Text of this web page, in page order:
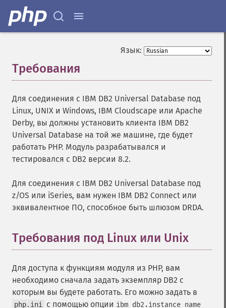
Язык:
Требования
Для соединения с IBM DB2 Universal Database под
Linux, UNIX и Windows, IBM Cloudscape или Apache
Derby, вы должны установить клиента IBM DB2
Universal Database на той же машине, где будет
работать PHP. Модуль разрабатывался и
тестировался с DB2 версии 8.2.
Для соединения с IBM DB2 Universal Database под
z/OS или iSeries, вам нужен IBM DB2 Connect или
эквивалентное ПО, способное быть шлюзом DRDA.
Требования под Linux или Unix
Для доступа к функциям модуля из PHP, вам
необходимо сначала задать экземпляр DB2 с
которым вы будете работать. Его можно задать в
php.ini с помощью опции ibm_db2.instance_name